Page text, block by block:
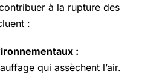
à la rupture des
:
:
qui assèchent l’air.